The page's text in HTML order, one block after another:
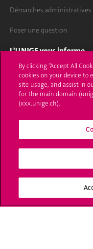
Démarches administratives
Poser une question
L'UNIGE vous informe
UNIGE Mobile
Médias
By clicking “Accept All
cookies on your device to
site usage, and assist in
for the main domain
(xxx.unige.ch).